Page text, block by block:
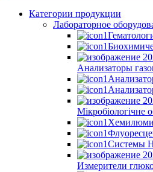
Категории продукции
Лабораторное
Анализаторы
Мікробіологічне
Системы
Измерители